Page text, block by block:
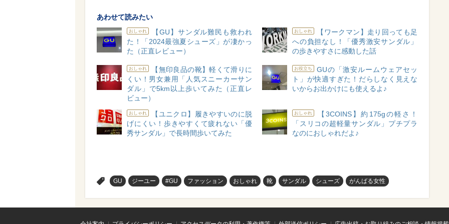
あわせて読みたい
おしゃれ
【GU】サンダル難民も救われ
た！「2024最強夏シューズ」が凄かっ
た（正直レビュー）
おしゃれ
【ワークマン】走り回っても足
への負担なし！「優秀激安サンダル」
の歩きやすさに感動した話
おしゃれ
【無印良品の靴】軽くて滑りに
くい！男女兼用「人気スニーカーサン
ダル」で5km以上歩いてみた（正直レ
ビュー）
お役立ち
GUの「激安ルームウェアセッ
ト」が快適すぎた！だらしなく見えな
いからお出かけにも使えるよ♪
おしゃれ
【ユニクロ】履きやすいのに脱
げにくい！歩きやすくて疲れない「優
秀サンダル」で長時間歩いてみた
おしゃれ
【3COINS】約175gの軽さ！
「スリコの超軽量サンダル」プチプラ
なのにおしゃれだよ♪
GU ジーユー #GU ファッション おしゃれ 靴 サンダル シューズ がんばる女性